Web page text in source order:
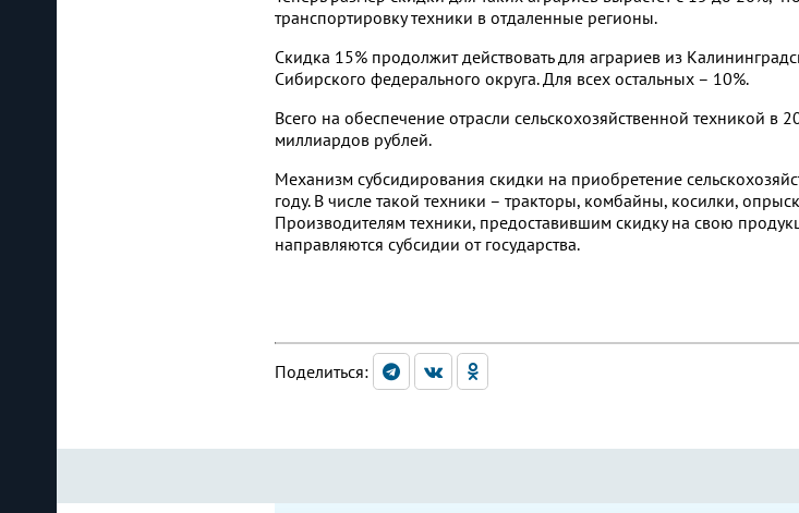
транспортировку техники в отдаленные регионы.
Скидка 15% продолжит действовать для аграриев из
Сибирского федерального округа. Для всех остальных – 10%.
Всего на обеспечение отрасли сельскохозяйственной техникой в
миллиардов рублей.
Механизм субсидирования скидки на приобретение
году. В числе такой техники – тракторы, комбайны, косилки,
Производителям техники, предоставившим скидку на свою
направляются субсидии от государства.
Поделиться: